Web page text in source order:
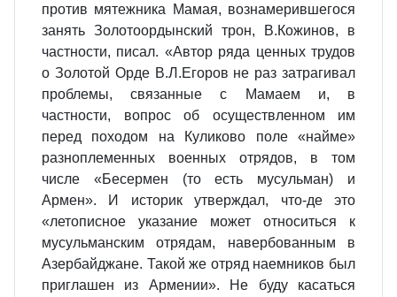
против мятежника Мамая, вознамерившегося
занять Золотоордынский трон, В.Кожинов, в
частности, писал. «Автор ряда ценных трудов
о Золотой Орде В.Л.Егоров не раз затрагивал
проблемы, связанные с Мамаем и, в
частности, вопрос об осуществленном им
перед походом на Куликово поле «найме»
разноплеменных военных отрядов, в том
числе «Бесермен (то есть мусульман) и
Армен». И историк утверждал, что-де это
«летописное указание может относиться к
мусульманским отрядам, навербованным в
Азербайджане. Такой же отряд наемников был
приглашен из Армении». Не буду касаться